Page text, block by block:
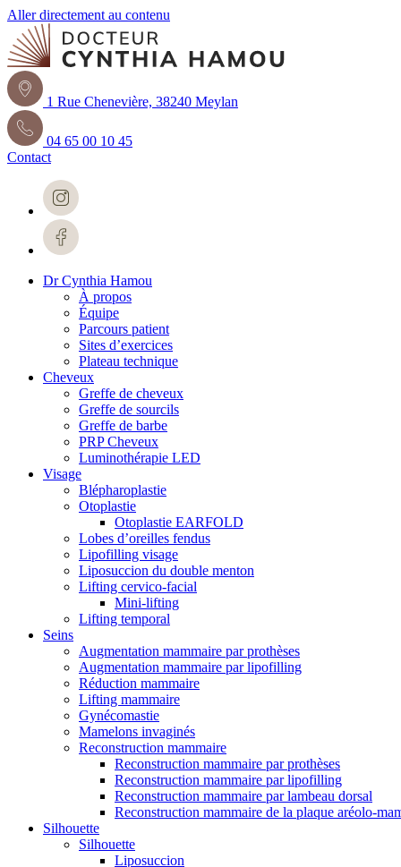
Aller directement au contenu
1 Rue Chenevière, 38240 Meylan
04 65 00 10 45
Contact
Dr Cynthia Hamou
À propos
Équipe
Parcours patient
Sites d’exercices
Plateau technique
Cheveux
Greffe de cheveux
Greffe de sourcils
Greffe de barbe
PRP Cheveux
Luminothérapie LED
Visage
Blépharoplastie
Otoplastie
Otoplastie EARFOLD
Lobes d’oreilles fendus
Lipofilling visage
Liposuccion du double menton
Lifting cervico-facial
Mini-lifting
Lifting temporal
Seins
Augmentation mammaire par prothèses
Augmentation mammaire par lipofilling
Réduction mammaire
Lifting mammaire
Gynécomastie
Mamelons invaginés
Reconstruction mammaire
Reconstruction mammaire par prothèses
Reconstruction mammaire par lipofilling
Reconstruction mammaire par lambeau dorsal
Reconstruction mammaire de la plaque aréolo-
Silhouette
Silhouette
Liposuccion